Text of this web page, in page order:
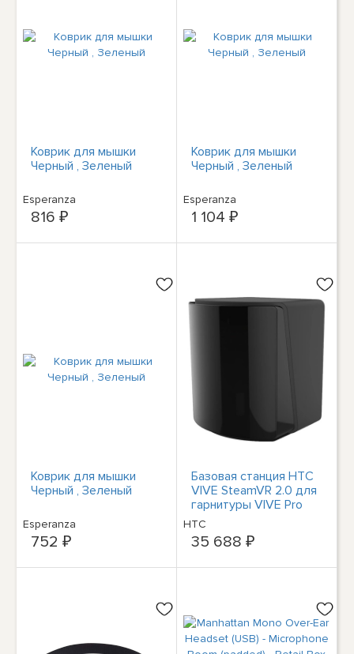
Коврик для мышки
Черный , Зеленый
Esperanza
816 ₽
Коврик для мышки
Черный , Зеленый
Esperanza
1 104 ₽
Коврик для мышки
Черный , Зеленый
Esperanza
752 ₽
Базовая станция HTC
VIVE SteamVR 2.0 для
гарнитуры VIVE Pro
или VIVE Pro Eye
HTC
35 688 ₽